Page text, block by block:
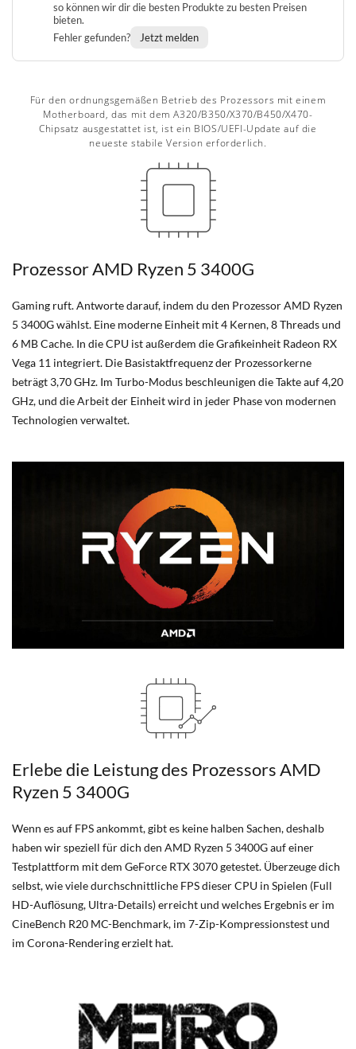
so können wir dir die besten Produkte zu besten Preisen
bieten.
Fehler gefunden?
Jetzt melden
Für den ordnungsgemäßen Betrieb des Prozessors mit einem
Motherboard, das mit dem A320/B350/X370/B450/X470-
Chipsatz ausgestattet ist, ist ein BIOS/UEFI-Update auf die
neueste stabile Version erforderlich.
Prozessor AMD Ryzen 5 3400G
Gaming ruft. Antworte darauf, indem du den Prozessor AMD Ryzen
5 3400G wählst. Eine moderne Einheit mit 4 Kernen, 8 Threads und
6 MB Cache. In die CPU ist außerdem die Grafikeinheit Radeon RX
Vega 11 integriert. Die Basistaktfrequenz der Prozessorkerne
beträgt 3,70 GHz. Im Turbo-Modus beschleunigen die Takte auf 4,20
GHz, und die Arbeit der Einheit wird in jeder Phase von modernen
Technologien verwaltet.
Erlebe die Leistung des Prozessors AMD
Ryzen 5 3400G
Wenn es auf FPS ankommt, gibt es keine halben Sachen, deshalb
haben wir speziell für dich den AMD Ryzen 5 3400G auf einer
Testplattform mit dem GeForce RTX 3070 getestet. Überzeuge dich
selbst, wie viele durchschnittliche FPS dieser CPU in Spielen (Full
HD-Auflösung, Ultra-Details) erreicht und welches Ergebnis er im
CineBench R20 MC-Benchmark, im 7-Zip-Kompressionstest und
im Corona-Rendering erzielt hat.